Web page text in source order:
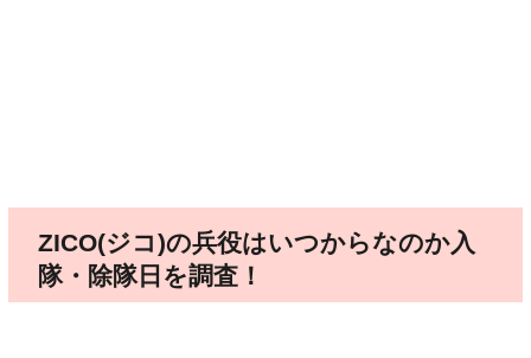
ZICO(ジコ)の兵役はいつからなのか入
隊・除隊日を調査！